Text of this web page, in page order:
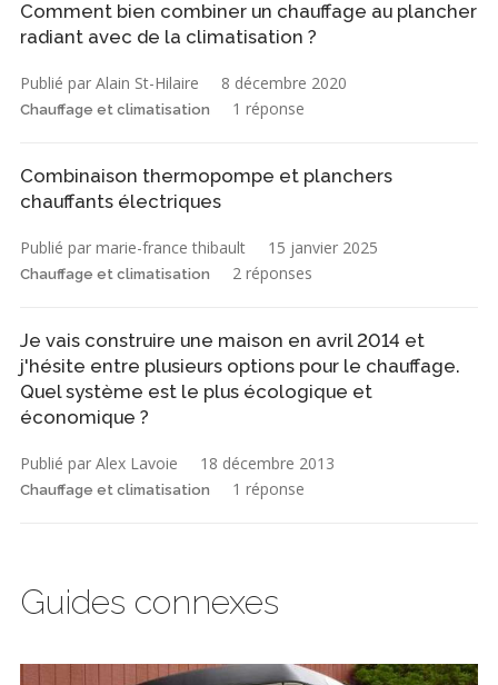
Comment bien combiner un chauffage au plancher
radiant avec de la climatisation ?
Publié par Alain St-Hilaire 8 décembre 2020
Chauffage et climatisation 1 réponse
Combinaison thermopompe et planchers
chauffants électriques
Publié par marie-france thibault 15 janvier 2025
Chauffage et climatisation 2 réponses
Je vais construire une maison en avril 2014 et
j'hésite entre plusieurs options pour le chauffage.
Quel système est le plus écologique et
économique ?
Publié par Alex Lavoie 18 décembre 2013
Chauffage et climatisation 1 réponse
Guides connexes